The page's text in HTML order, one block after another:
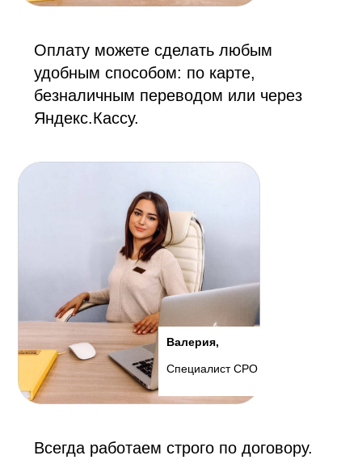
Оплату можете сделать любым
удобным способом: по карте,
безналичным переводом или через
Яндекс.Кассу.
Валерия,
Специалист СРО
Всегда работаем строго по договору.